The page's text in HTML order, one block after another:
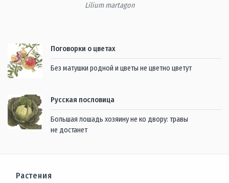
Lilium martagon
Поговорки о цветах
Без матушки родной и цветы не цветно цветут
Русская пословица
Большая лошадь хозяину не ко двору: травы
не достанет
Растения